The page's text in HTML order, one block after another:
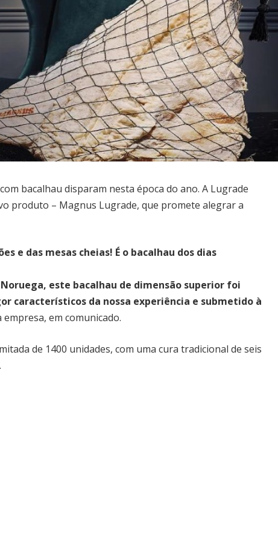
bacalhau disparam nesta época do ano. A Lugrade
produto – Magnus Lugrade, que promete alegrar a
e das mesas cheias! É o bacalhau dos dias
este bacalhau de dimensão superior foi
característicos da nossa experiência e submetido à
empresa, em comunicado.
de 1400 unidades, com uma cura tradicional de seis